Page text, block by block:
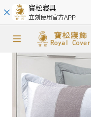
寶松寢具
立刻使用官方APP